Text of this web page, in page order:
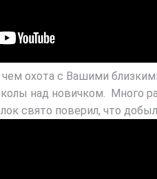
охота с Вашими
над новичком. Много
свято поверил, что